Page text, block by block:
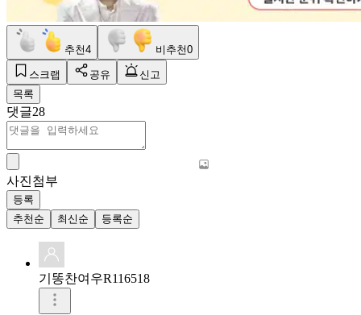
추천4 비추천0
스크랩 공유
신고
목록
댓글28
사진첨부
등록
추천순
최신순 등록순
기똥찬여우R116518